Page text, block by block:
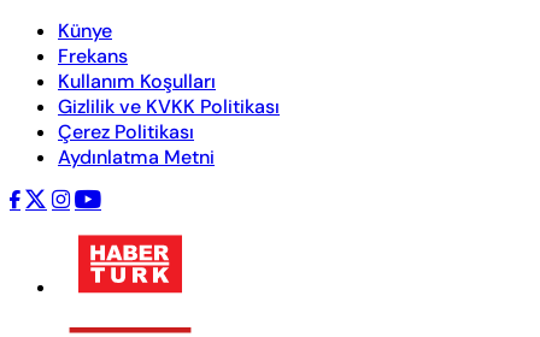
Künye
Frekans
Kullanım Koşulları
Gizlilik ve KVKK Politikası
Çerez Politikası
Aydınlatma Metni